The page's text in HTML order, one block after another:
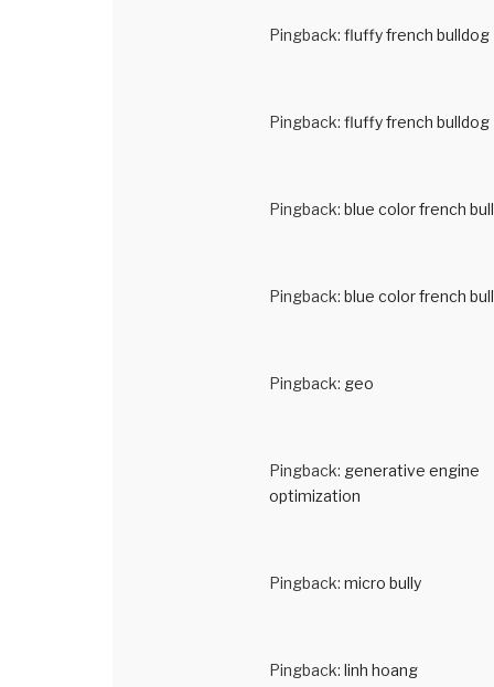
Pingback: fluffy french bulldog
Pingback: fluffy french bulldog
Pingback: blue color french
Pingback: blue color french
Pingback: geo
Pingback: generative engine
optimization
Pingback: micro bully
Pingback: linh hoang